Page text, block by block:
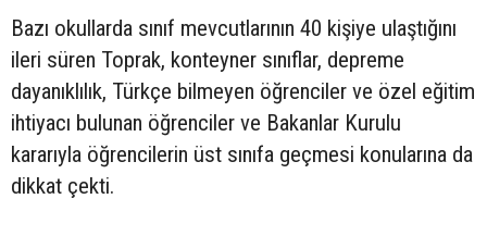
Bazı okullarda sınıf mevcutlarının 40 kişiye ulaştığını
ileri süren Toprak, konteyner sınıflar, depreme
dayanıklılık, Türkçe bilmeyen öğrenciler ve özel eğitim
ihtiyacı bulunan öğrenciler ve Bakanlar Kurulu
kararıyla öğrencilerin üst sınıfa geçmesi konularına da
dikkat çekti.